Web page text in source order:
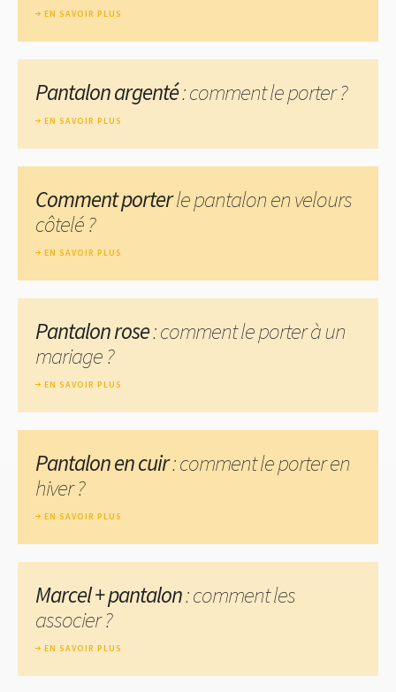
EN SAVOIR PLUS
Pantalon argenté: comment le porter ?
EN SAVOIR PLUS
Comment porterle pantalon en velours
côtelé ?
EN SAVOIR PLUS
Pantalon rose: comment le porter à un
mariage ?
EN SAVOIR PLUS
Pantalon en cuir: comment le porter en
hiver ?
EN SAVOIR PLUS
Marcel + pantalon: comment les
associer ?
EN SAVOIR PLUS